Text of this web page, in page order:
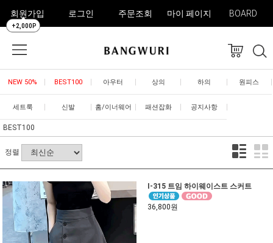
회원가입
+2,000P
로그인 주문조회 마이 페이지 BOARD
NEW 50% BEST100 아우터 상의 하의 원피스
세트룩 신발 홈/이너웨어 패션잡화 공지사항
BEST100
정렬
I-315 트임 하이웨이스트 스커트
36,800원